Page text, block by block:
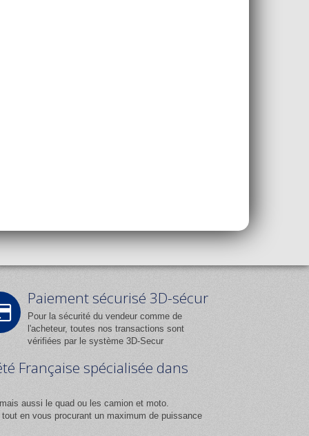
Paiement sécurisé 3D-sécur
Pour la sécurité du vendeur comme de
l'acheteur, toutes nos transactions sont
vérifiées par le système 3D-Secur
Française spécialisée dans
aussi le quad ou les camion et moto.
en vous procurant un maximum de puissance